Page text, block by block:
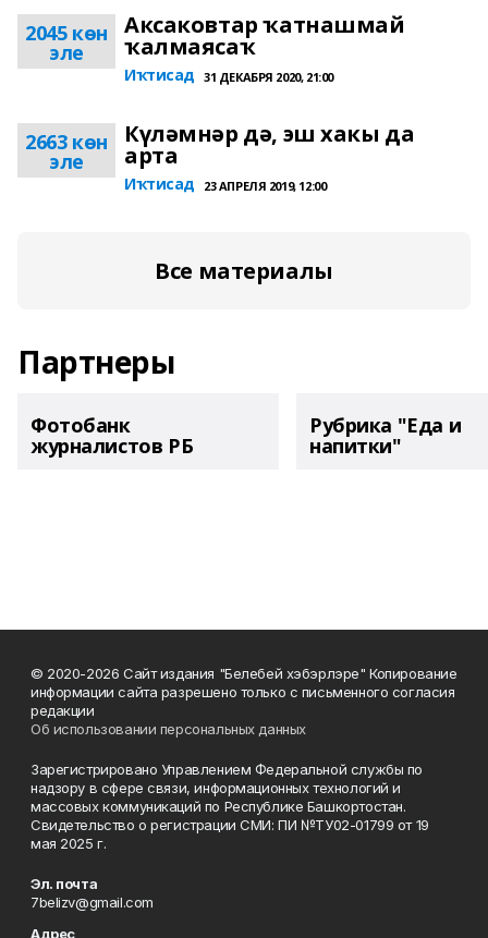
2045 көн
эле
Аксаковтар ҡатнашмай
ҡалмаясаҡ
Иҡтисад 31 ДЕКАБРЯ 2020, 21:00
2663 көн
эле
Күләмнәр дә, эш хакы да
арта
Иҡтисад 23 АПРЕЛЯ 2019, 12:00
Все материалы
Партнеры
Фотобанк
журналистов РБ
Рубрика "Еда и
напитки"
© 2020-2026 Сайт издания "Белебей хэбэрлэре" Копирование
информации сайта разрешено только с письменного согласия
редакции
Об использовании персональных данных
Зарегистрировано Управлением Федеральной службы по
надзору в сфере связи, информационных технологий и
массовых коммуникаций по Республике Башкортостан.
Свидетельство о регистрации СМИ: ПИ №ТУ02-01799 от 19
мая 2025 г.
Эл. почта
7belizv@gmail.com
Адрес